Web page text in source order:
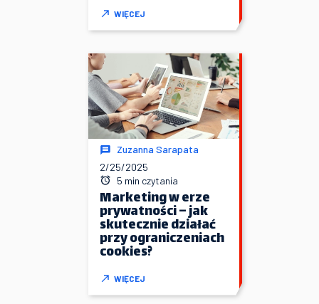
WIĘCEJ
Zuzanna Sarapata
2/25/2025
5 min czytania
Marketing w erze
prywatności – jak
skutecznie działać
przy ograniczeniach
cookies?
WIĘCEJ